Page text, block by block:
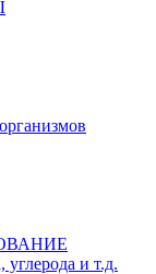
углерода и т.д.